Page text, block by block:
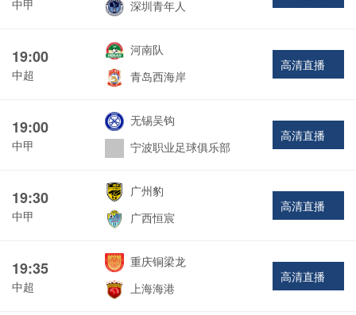
中甲
深圳青年人
19:00
中超
河南队
青岛西海岸
高清直播
19:00
中甲
无锡吴钩
宁波职业足球俱乐部
高清直播
19:30
中甲
广州豹
广西恒宸
高清直播
19:35
中超
重庆铜梁龙
上海海港
高清直播